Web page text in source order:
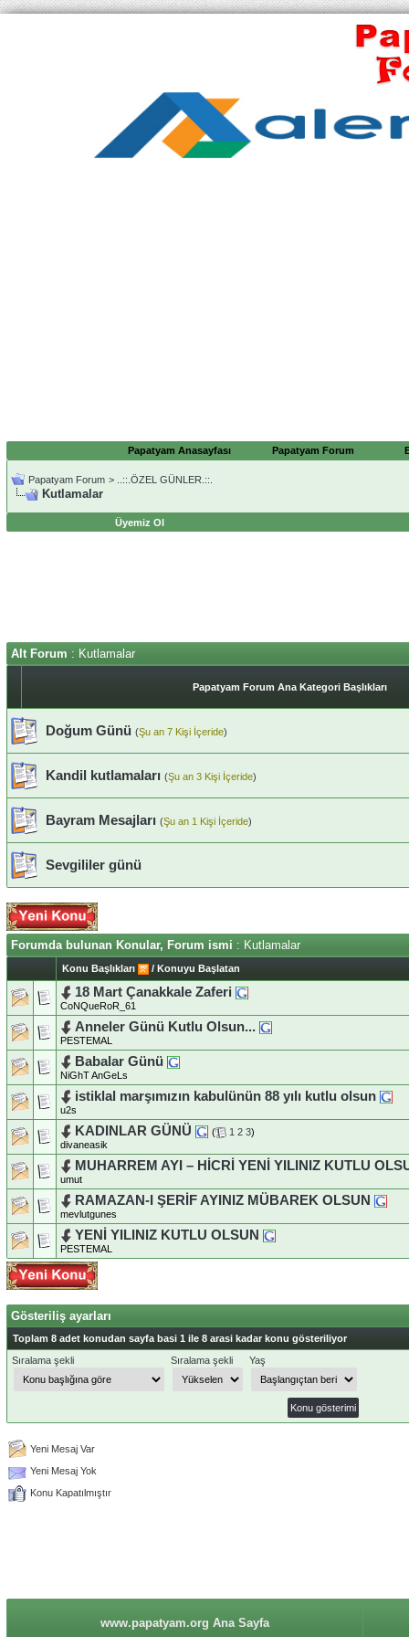
Papatyam Anasayfası Papatyam Forum
Papatyam Forum > ..::.ÖZEL GÜNLER.::.
Kutlamalar
Üyemiz Ol
Alt Forum : Kutlamalar
Papatyam Forum Ana Kategori Başlıkları
Doğum Günü (Şu an 7 Kişi İçeride)
Kandil kutlamaları (Şu an 3 Kişi İçeride)
Bayram Mesajları (Şu an 1 Kişi İçeride)
Sevgililer günü
Forumda bulunan Konular, Forum ismi : Kutlamalar
Konu Başlıkları / Konuyu Başlatan
18 Mart Çanakkale Zaferi
CoNQueRoR_61
Anneler Günü Kutlu Olsun...
PESTEMAL
Babalar Günü
NiGhT AnGeLs
istiklal marşımızın kabulünün 88 yılı kutlu olsun
u2s
KADINLAR GÜNÜ ( 1 2 3)
divaneasik
MUHARREM AYI – HİCRİ YENİ YILINIZ KUTLU
umut
RAMAZAN-I ŞERİF AYINIZ MÜBAREK OLSUN
mevlutgunes
YENİ YILINIZ KUTLU OLSUN
PESTEMAL
Gösteriliş ayarları
Toplam 8 adet konudan sayfa basi 1 ile 8 arasi kadar konu gösteriliyor
Sıralama şekli
Sıralama şekli Yaş
Yeni Mesaj Var
Yeni Mesaj Yok
Konu Kapatılmıştır
www.papatyam.org Ana Sayfa